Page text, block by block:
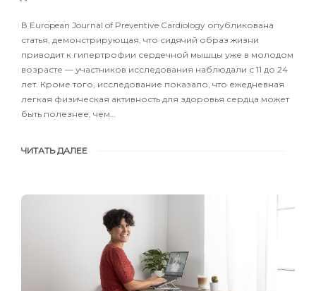
В European Journal of Preventive Cardiology опубликована
статья, демонстрирующая, что сидячий образ жизни
приводит к гипертрофии сердечной мышцы уже в молодом
возрасте — участников исследования наблюдали с 11 до 24
лет. Кроме того, исследование показало, что ежедневная
легкая физическая активность для здоровья сердца может
быть полезнее, чем…
ЧИТАТЬ ДАЛЕЕ